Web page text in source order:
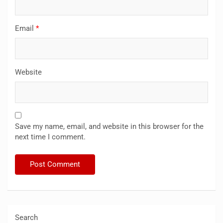
Email *
Website
Save my name, email, and website in this browser for the
next time I comment.
Search